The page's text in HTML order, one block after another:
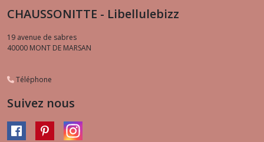
CHAUSSONITTE - Libellulebizz
19 avenue de sabres
40000 MONT DE MARSAN
Téléphone
Suivez nous